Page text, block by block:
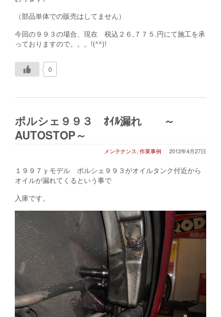
（部品単体での販売はしてません）
今回の９９３の場合、現在 税込２６,７７５.円にて施工を承
っておりますので。。。!(^^)!
0
ポルシェ９９３ ｵｲﾙ漏れ ～
AUTOSTOP～
2012年4月27日
メンテナンス, 作業事例
１９９７ｙモデル ポルシェ９９３がオイルタンク付近から
オイルが漏れてくるという事で
入庫です。